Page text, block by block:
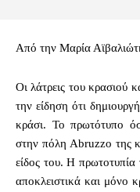
Από την Μαρία
Οι λάτρεις του κρασιού
την είδηση ότι
κράσι. Το πρωτότυπο
στην πόλη Abruzzo της
είδος του. Η πρωτοτυπία
αποκλειστικά και μόνο